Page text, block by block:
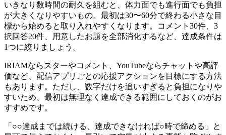
いきなり数時間の耐久を組むと、体力面でも進行面でも負担
が大きくなりやすいもの。最初は30〜60分で終わる小さな目
標から始めると取り入れやすくなります。コメント30件、3
択回答20件、用意したお題を全部消化するなど、達成条件は
1つに絞りましょう。
IRIAMならスターやコメント、YouTubeならチャットや高評
価など、配信アプリごとの応援アクションを目標にする方法
もあります。ただし、数字だけを追いすぎると負担になりや
すいため、最初は無理なく達成できる範囲にしておくのがお
すすめです。
「○○達成までは続ける、達成できなければ○時で締める」と